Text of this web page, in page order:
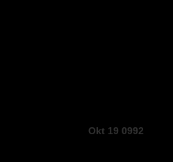
Okt 19 0992